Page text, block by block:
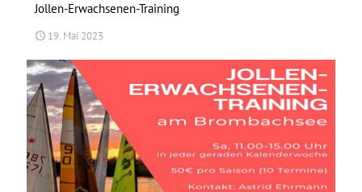
Jollen-Erwachsenen-Training
19. Mai 2023